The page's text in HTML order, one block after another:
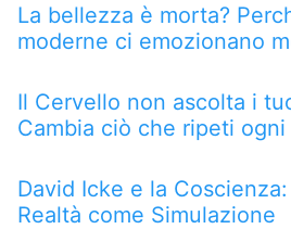
La bellezza è morta?
moderne ci emozionano
Il Cervello non ascolta i
Cambia ciò che ripeti
David Icke e la
Realtà come Simulazione